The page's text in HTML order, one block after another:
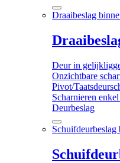
Draaibeslag
Deur in
Onzichtbare
Pivot/
Scharnieren
Deurbeslag
Schuifdeurbeslag